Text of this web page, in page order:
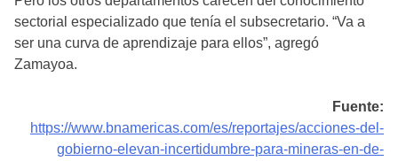
sectorial especializado que tenía el subsecretario. “Va a
ser una curva de aprendizaje para ellos”, agregó
Zamayoa.
Fuente:
https://www.bnamericas.com/es/reportajes/acciones-del-
gobierno-elevan-incertidumbre-para-mineras-en-de-